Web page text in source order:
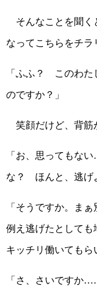
そんなことを聞く
なってこちらをチラ
「ふふ？ このわた
のですか？」
笑顔だけど、背
「お、思ってもな
な？ ほんと、逃げ
「そうですか。ま
例え逃げたとしても
キッチリ働いてもら
「さ、さいですか